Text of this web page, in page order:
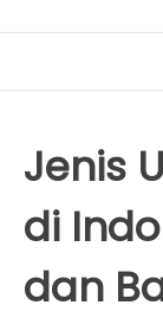
Jenis
di
dan